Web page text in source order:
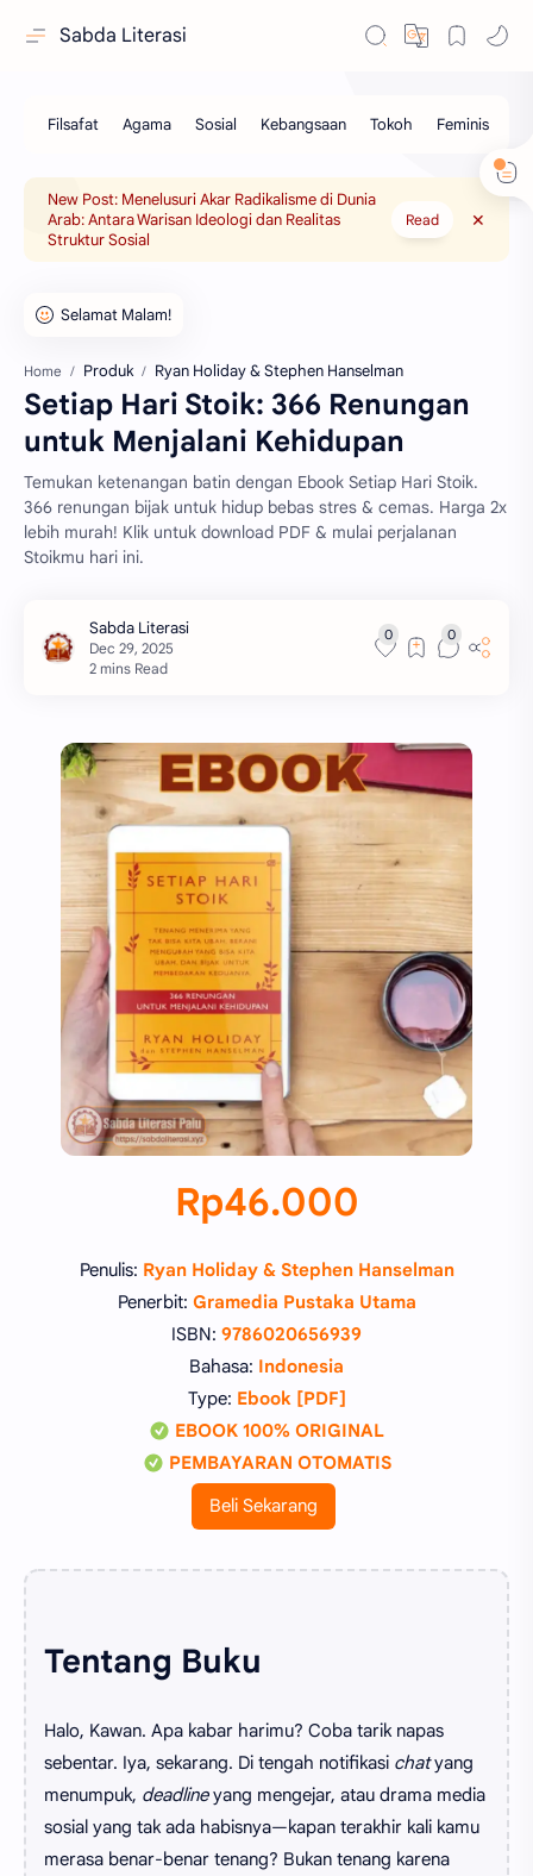
Sabda Literasi
New Post: Menelusuri Akar Radikalisme di Dunia
Arab: Antara Warisan Ideologi dan Realitas
Struktur Sosial
Read
Home Produk Ryan Holiday & Stephen Hanselman
Setiap Hari Stoik: 366 Renungan
untuk Menjalani Kehidupan
Temukan ketenangan batin dengan Ebook Setiap Hari Stoik.
366 renungan bijak untuk hidup bebas stres & cemas. Harga 2x
lebih murah! Klik untuk download PDF & mulai perjalanan
Stoikmu hari ini.
2 mins Read
Rp46.000
Penulis: Ryan Holiday & Stephen Hanselman
Penerbit: Gramedia Pustaka Utama
ISBN: 9786020656939
Bahasa: Indonesia
Type: Ebook [PDF]
EBOOK 100% ORIGINAL
PEMBAYARAN OTOMATIS
Beli Sekarang
Tentang Buku
Halo, Kawan. Apa kabar harimu? Coba tarik napas
sebentar. Iya, sekarang. Di tengah notifikasi chatyang
menumpuk, deadlineyang mengejar, atau drama media
sosial yang tak ada habisnya—kapan terakhir kali kamu
merasa benar-benar tenang? Bukan tenang karena